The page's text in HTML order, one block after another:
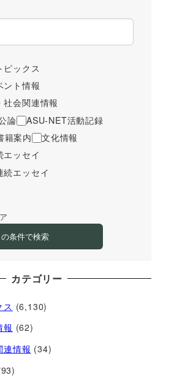
ピックス
ント情報
社会関連情報
論
ASU-NET活動記録
籍案内
文化情報
エッセイ
続エッセイ
の条件で検索
カテゴリー
ス (6,130)
報 (62)
連情報 (34)